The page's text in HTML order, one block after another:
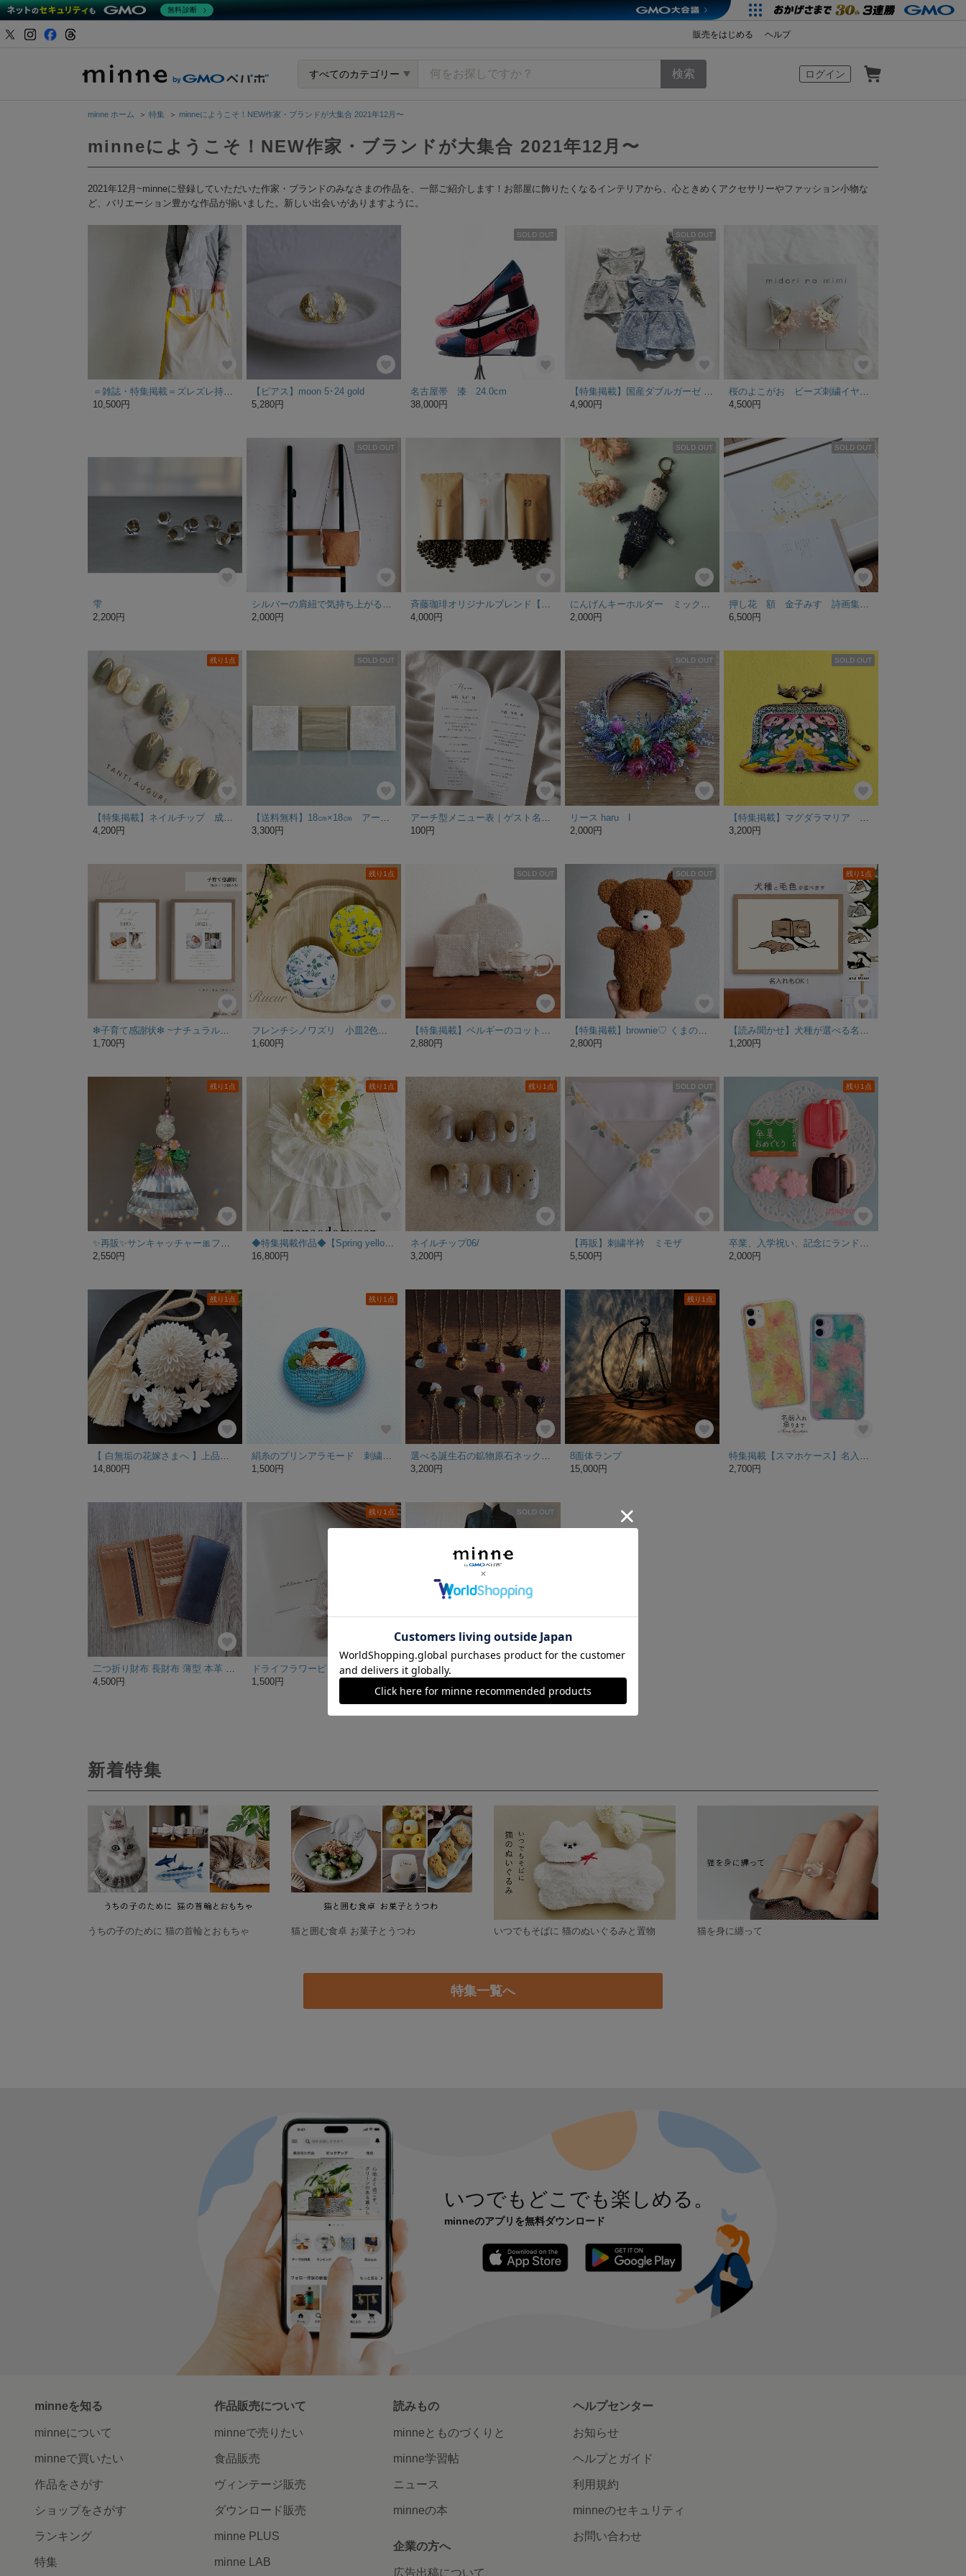
販売をはじめる ヘルプ
ログイン
すべてのカテゴリー
minne ホーム ＞ 特集 ＞ minneにようこそ！NEW作家・ブランドが大集合 2021年12月〜
minneにようこそ！NEW作家・ブランドが大集合 2021年12月〜
2021年12月~minneに登録していただいた作家・ブランドのみなさまの作品を、一部ご紹介します！お部屋に飾りたくなるインテリアから、心ときめくアクセサリーやファッション小物な
ど、バリエーション豊かな作品が揃いました。新しい出会いがありますように。
＝雑誌・特集掲載＝ズレズレ持ち手の 2way バイカラー トートバッグ Lサイズ【配色オーダー可】（コットン）
10,500円
【ピアス】moon 5･24 gold
5,280円
SOLD OUT
名古屋帯 漆 24.0cm
38,000円
SOLD OUT
【特集掲載】国産ダブルガーゼ 花柄刺繍のチュニック♪お揃いコーデ♪姉妹コーデ♪【手加工】【上質素材】
4,900円
桜のよこがお ビーズ刺繍イヤリング
4,500円
雫
2,200円
SOLD OUT
シルバーの肩紐で気持ち上がるサコッシュ！ レンガ タッセル付
2,000円
斉藤珈琲オリジナルブレンド【玄・妙・坐】(自家焙煎珈琲豆/100g×3)
4,000円
SOLD OUT
にんげんキーホルダー ミックスカラーのセーターのコ
2,000円
SOLD OUT
押し花 額 金子みすゞ詩画集「花」（春陽堂刊）挿絵「木」
6,500円
残り1点
4,200円
SOLD OUT
3,300円
100円
SOLD OUT
リース haru I
2,000円
SOLD OUT
3,200円
1,700円
残り1点
1,600円
SOLD OUT
2,880円
SOLD OUT
【特集掲載】brownie♡ くまのぬいぐるみ
2,800円
残り1点
1,200円
残り1点
2,550円
残り1点
16,800円
残り1点
ネイルチップ06/
3,200円
SOLD OUT
【再販】刺繍半衿 ミモザ
5,500円
残り1点
2,000円
残り1点
【 白無垢の花嫁さまへ 】上品な和装髪飾り 正絹 つまみ細工 成人式 色打掛 ウェディング ヘアアクセサリー ヘア飾り
14,800円
残り1点
絹糸のプリンアラモード 刺繍ブローチ
1,500円
選べる誕生石の鉱物原石ネックレス 天然石 パワーストーン
3,200円
残り1点
8面体ランプ
15,000円
特集掲載【スマホケース】名入れ無料 全機種対応 iPhoneケース アンドロイドスマホケース
2,700円
二つ折り財布 長財布 薄型 本革 メンズ レディース
4,500円
残り1点
ドライフラワーピン(パッチンピン)
1,500円
SOLD OUT
新着特集
うちの子のために 猫の首輪とおもちゃ 猫と囲む食卓 お菓子とうつわ いつでもそばに 猫のぬいぐるみと置物 猫を身に纏って
特集一覧へ
いつでもどこでも楽しめる。
minneのアプリを無料ダウンロード
App Store からダウンロードGoogle Play で手に入れよう
minneを知る
minneについて
minneで買いたい
作品をさがす
ショップをさがす
ランキング
特集
作品販売について
minneで売りたい
食品販売
ヴィンテージ販売
ダウンロード販売
minne PLUS
minne LAB
読みもの
minneとものづくりと
minne学習帖
ニュース
minneの本
企業の方へ
広告出稿について
ヘルプセンター
お知らせ
ヘルプとガイド
利用規約
minneのセキュリティ
お問い合わせ
無料診断